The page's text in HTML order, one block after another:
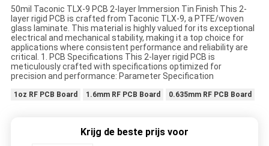
50mil Taconic TLX-9 PCB 2-layer Immersion Tin Finish This 2-
layer rigid PCB is crafted from Taconic TLX-9, a PTFE/woven
glass laminate. This material is highly valued for its exceptional
electrical and mechanical stability, making it a top choice for
applications where consistent performance and reliability are
critical. 1. PCB Specifications This 2-layer rigid PCB is
meticulously crafted with specifications optimized for
precision and performance: Parameter Specification
1oz RF PCB Board 1.6mm RF PCB Board 0.635mm RF PCB Board
Krijg de beste prijs voor